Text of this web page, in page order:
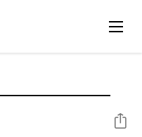
分享